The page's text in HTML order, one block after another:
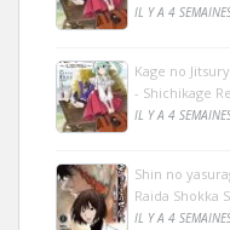
IL Y A 4
Kage no
- Shichikage
IL Y A 4
Shin no
Raida Shokka
IL Y A 4